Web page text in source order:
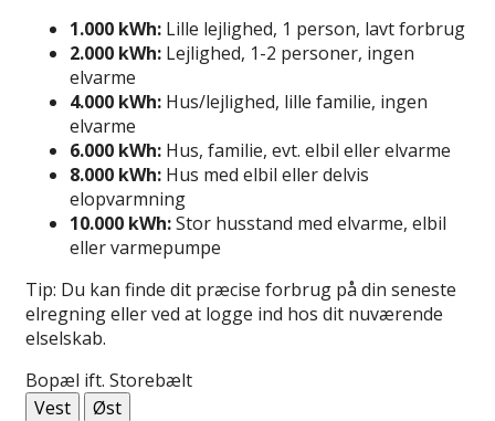
1.000 kWh: Lille lejlighed, 1 person, lavt forbrug
2.000 kWh: Lejlighed, 1-2 personer, ingen
elvarme
4.000 kWh: Hus/lejlighed, lille familie, ingen
elvarme
6.000 kWh: Hus, familie, evt. elbil eller elvarme
8.000 kWh: Hus med elbil eller delvis
elopvarmning
10.000 kWh:Stor husstand med elvarme, elbil
eller varmepumpe
Tip: Du kan finde dit præcise forbrug på din seneste
elregning eller ved at logge ind hos dit nuværende
elselskab.
Bopæl ift. Storebælt
Vest
Øst